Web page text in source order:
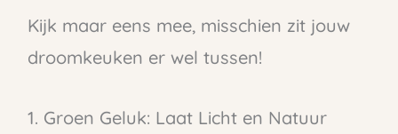
Kijk maar eens mee, misschien zit jouw
droomkeuken er wel tussen!
1. Groen Geluk: Laat Licht en Natuur